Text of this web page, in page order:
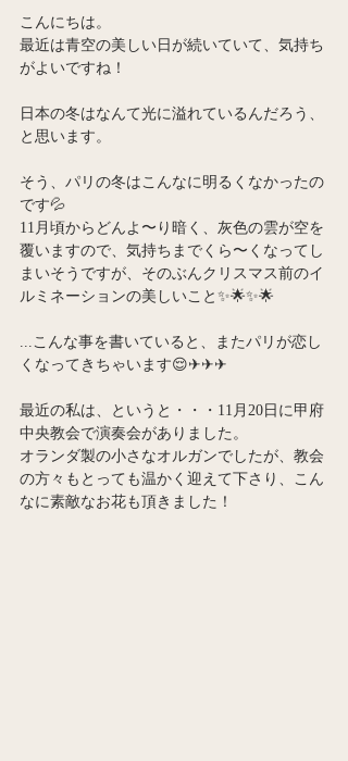
こんにちは。
最近は青空の美しい日が続いていて、気持ち
がよいですね！
日本の冬はなんて光に溢れているんだろう、
と思います。
そう、パリの冬はこんなに明るくなかったの
です💦
11月頃からどんよ〜り暗く、灰色の雲が空を
覆いますので、気持ちまでくら〜くなってし
まいそうですが、そのぶんクリスマス前のイ
ルミネーションの美しいこと✨🌟✨🌟
...こんな事を書いていると、またパリが恋し
くなってきちゃいます😌✈✈✈
最近の私は、というと・・・11月20日に甲府
中央教会で演奏会がありました。
オランダ製の小さなオルガンでしたが、教会
の方々もとっても温かく迎えて下さり、こん
なに素敵なお花も頂きました！